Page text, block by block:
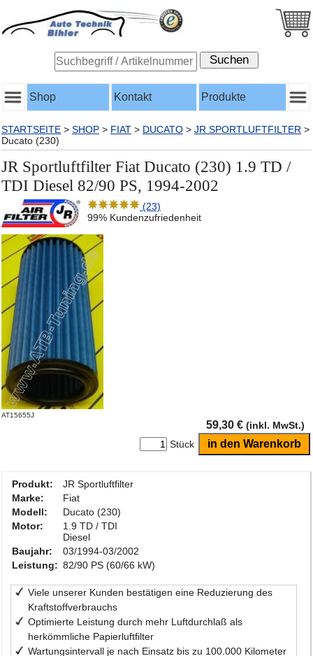
Shop Kontakt Produkte
STARTSEITE > SHOP > FIAT > DUCATO > JR SPORTLUFTFILTER >
Ducato (230)
JR Sportluftfilter Fiat Ducato (230) 1.9 TD /
TDI Diesel 82/90 PS, 1994-2002
(23)
99% Kundenzufriedenheit
AT15655J
59,30 € (inkl. MwSt.)
Stück
Produkt:
JR Sportluftfilter
Marke:
Fiat
Modell:
Ducato (230)
Motor:
1.9 TD / TDI
Diesel
Baujahr:
03/1994-03/2002
Leistung: 82/90 PS (60/66 kW)
Viele unserer Kunden bestätigen eine Reduzierung des
Kraftstoffverbrauchs
Optimierte Leistung durch mehr Luftdurchlaß als
herkömmliche Papierluftfilter
Wartungsintervall je nach Einsatz bis zu 100.000 Kilometer